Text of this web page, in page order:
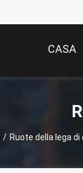
CASA
/ Ruote della lega di